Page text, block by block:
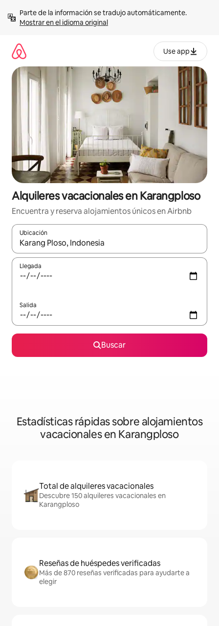
contenidoMostrar en el idioma original
Use app
Alquileres vacacionales en Karangploso
Encuentra y reserva alojamientos únicos en Airbnb
Ubicación
Cuando los resultados estén disponibles, navega con las
Llegada
Salida
Buscar
Estadísticas rápidas sobre alojamientos
vacacionales en Karangploso
Total de alquileres vacacionales
Descubre 150 alquileres vacacionales en
Karangploso
Reseñas de huéspedes verificadas
Más de 870 reseñas verificadas para ayudarte a
elegir